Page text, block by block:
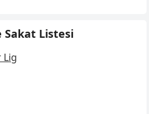
Sakat Listesi
Lig